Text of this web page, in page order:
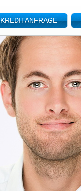
KREDITANFRAGE